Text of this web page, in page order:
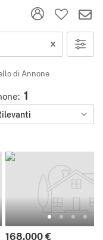
di Annone
: 1
Prezzo:
168.000 €